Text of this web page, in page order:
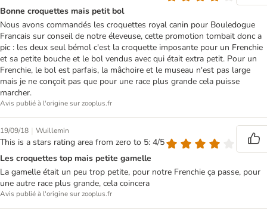
Bonne croquettes mais petit bol
Nous avons commandés les croquettes royal canin pour Bouledogue
Francais sur conseil de notre éleveuse, cette promotion tombait donc a
pic : les deux seul bémol c'est la croquette imposante pour un Frenchie
et sa petite bouche et le bol vendus avec qui était extra petit. Pour un
Frenchie, le bol est parfais, la mâchoire et le museau n'est pas large
mais je ne conçoit pas que pour une race plus grande cela puisse
marcher.
Avis publié à l'origine sur zooplus.fr
19/09/18 | Wuillemin
This is a stars rating area from zero to 5: 4/5
Les croquettes top mais petite gamelle
La gamelle était un peu trop petite, pour notre Frenchie ça passe, pour
une autre race plus grande, cela coincera
Avis publié à l'origine sur zooplus.fr